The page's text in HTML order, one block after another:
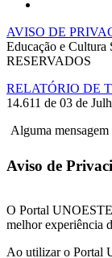
AVISO DE
Educação e
RESERVADOS
RELATÓRIO DE
14.611 de 03 de
Alguma mensagem
Aviso de
O Portal UNOESTE
melhor experiência
Ao utilizar o Portal